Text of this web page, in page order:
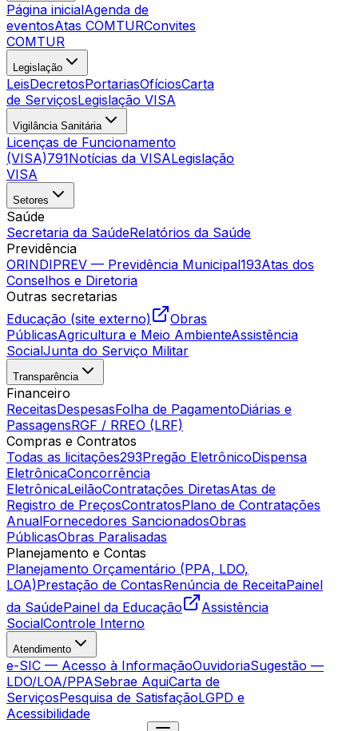
Página inicialAgenda de
eventosAtas COMTURConvites
COMTUR
Legislação
LeisDecretosPortariasOfíciosCarta
de ServiçosLegislação VISA
Vigilância Sanitária
Licenças de Funcionamento
(VISA)791Notícias da VISALegislação
VISA
Setores
Saúde
Secretaria da SaúdeRelatórios da Saúde
Previdência
ORINDIPREV — Previdência Municipal193Atas dos
Conselhos e Diretoria
Outras secretarias
Educação (site externo)
Obras
PúblicasAgricultura e Meio AmbienteAssistência
SocialJunta do Serviço Militar
Transparência
Financeiro
ReceitasDespesasFolha de PagamentoDiárias e
PassagensRGF / RREO (LRF)
Compras e Contratos
Todas as licitações293Pregão EletrônicoDispensa
EletrônicaConcorrência
EletrônicaLeilãoContratações DiretasAtas de
Registro de PreçosContratosPlano de Contratações
AnualFornecedores SancionadosObras
PúblicasObras Paralisadas
Planejamento e Contas
Planejamento Orçamentário (PPA, LDO,
LOA)Prestação de ContasRenúncia de ReceitaPainel
da SaúdePainel da Educação
Assistência
SocialControle Interno
Atendimento
e-SIC — Acesso à InformaçãoOuvidoriaSugestão —
LDO/LOA/PPASebrae AquiCarta de
ServiçosPesquisa de SatisfaçãoLGPD e
Acessibilidade